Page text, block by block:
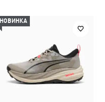
НОВИНКА